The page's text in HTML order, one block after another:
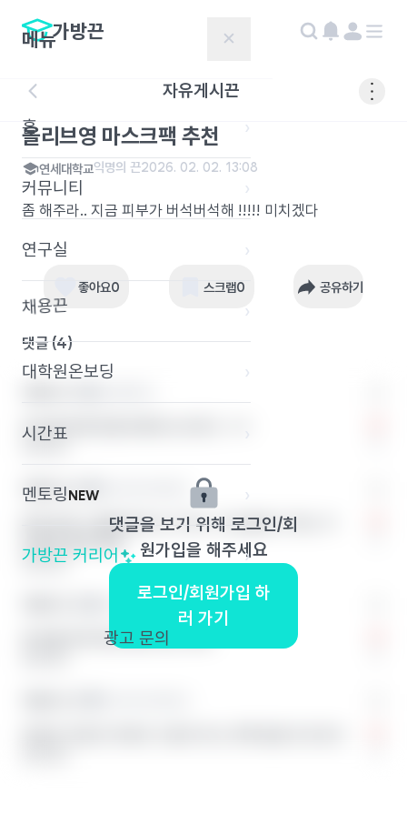
가방끈
메뉴 ✕
홈 ›
커뮤니티 ›
연구실 ›
채용끈 ›
대학원온보딩 ›
시간표
멘토링NEW ›
가방끈 커리어 ›
광고 문의
자유게시끈
올리브영 마스크팩 추천
연세대학교익명의 끈2026. 02. 02. 13:08
좀 해주라.. 지금 피부가 버석버석해 !!!!! 미치겠다
좋아요0 스크랩0 공유하기
댓글 (4)
댓글을 보기 위해 로그인/회
원가입을 해주세요
로그인/회원가입 하
러 가기
무난하게 메디힐 마데카소사이드 ㅊㅊ
답글 달기
익명의 끈 2
바이오던스 콜라겐 마스크 이거 그냥 붙이고 자는 거
비싼데 엄청 좋아
답글 달기
한국외국어대학교
듀이셀 프라이빗 케어 마스크팩